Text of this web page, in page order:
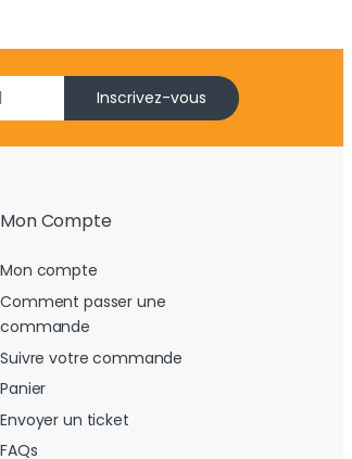
Inscrivez-vous
Mon Compte
Mon compte
Comment passer une
commande
Suivre votre commande
Panier
Envoyer un ticket
FAQs